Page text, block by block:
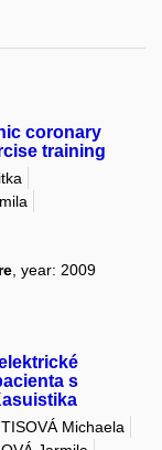
coronary
training
, year: 2009
s
Michaela